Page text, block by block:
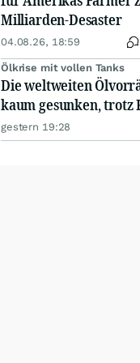
Milliarden-Desaster
04.08.26, 18:59
Ölkrise mit vollen Tanks
Die weltweiten
kaum gesunken, trotz
gestern 19:28